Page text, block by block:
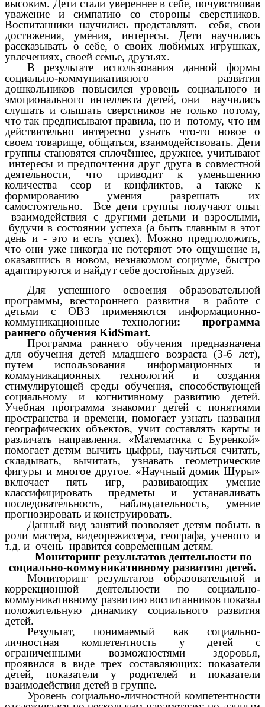
высоким. Дети стали увереннее в себе, почувствовав
уважение и симпатию со стороны сверстников.
Воспитанники научились представлять себя, свои
достижения, умения, интересы. Дети научились
рассказывать о себе, о своих любимых игрушках,
увлечениях, своей семье, друзьях.
В результате использования данной формы
социально-коммуникативного развития
дошкольников повысился уровень социального и
эмоционального интеллекта детей, они научились
слушать и слышать сверстников не только потому,
что так предписывают правила, но и потому, что им
действительно интересно узнать что-то новое о
своем товарище, общаться, взаимодействовать. Дети
группы становятся сплочённее, дружнее, учитывают
интересы и предпочтения друг друга в совместной
деятельности, что приводит к уменьшению
количества ссор и конфликтов, а также к
формированию умения разрешать их
самостоятельно. Все дети группы получают опыт
взаимодействия с другими детьми и взрослыми,
будучи в состоянии успеха (а быть главным в этот
день и - это и есть успех). Можно предположить,
что они уже никогда не потеряют это ощущение и,
оказавшись в новом, незнакомом социуме, быстро
адаптируются и найдут себе достойных друзей.
Для успешного освоения образовательной
программы, всестороннего развития в работе с
детьми с ОВЗ применяются информационно-
коммуникационные технологии: программа
раннего обучения KidSmart.
Программа раннего обучения предназначена
для обучения детей младшего возраста (3-6 лет),
путем использования информационных и
коммуникационных технологий и создания
стимулирующей среды обучения, способствующей
социальному и когнитивному развитию детей.
Учебная программа знакомит детей с понятиями
пространства и времени, помогает узнать названия
географических объектов, учит составлять карты и
различать направления. «Математика с Буренкой»
помогает детям вычить цыфры, научиться считать,
складывать, вычитать, узнавать геометрические
фигуры и многое другое. «Научный домик Шуры»
включает пять игр, развивающих умение
классифицировать предметы и устанавливать
последовательность, наблюдательность, умение
прогнозировать и конструировать.
Данный вид занятий позволяет детям побыть в
роли мастера, видеорежиссера, географа, ученого и
т.д. и очень нравится современным детям.
Мониторинг результатов деятельности по
социально-коммуникативному развитию детей.
Мониторинг результатов образовательной и
коррекционной деятельности по социально-
коммуникативному развитию воспитанников показал
положительную динамику социального развития
детей.
Результат, понимаемый как социально-
личностная компетентность у детей с
ограниченными возможностями здоровья,
проявился в виде трех составляющих: показатели
детей, показатели у родителей и показатели
взаимодействия детей в группе.
Уровень социально-личностной компетентности